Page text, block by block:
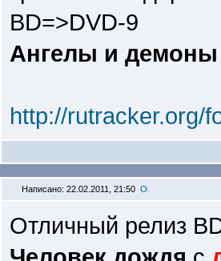
BD=>DVD-9
Ангелы и демоны
http://rutracker.org/
Написано: 22.02.2011, 21:50
Отличный релиз